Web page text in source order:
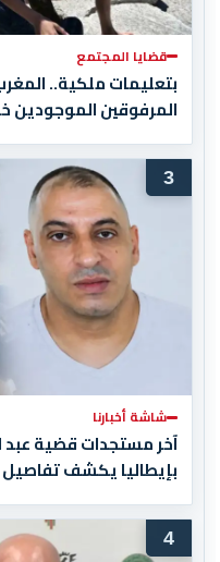
قضايا المجتمع
بتعليمات ملكية..
المرفوقين الموجودين
3
شاشة أخبارنا
آخر مستجدات قضية عبد
بإيطاليا يكشف تفاصيل
4